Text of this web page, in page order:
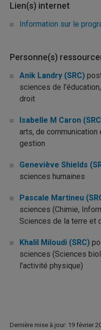
Lien(s) internet
Information sur le
Personne(s)
Anik Landry (SRC)
sciences de
droit
Isabelle M Caron
arts, de communication
gestion
Geneviève Shields
sciences humaines
Pascale Martineu
sciences (Chimie,
Sciences de la terre et
Khalil Miloudi (SRC)
sciences (Sciences
l'activité physique)
Dernière mise à jour: 19 février